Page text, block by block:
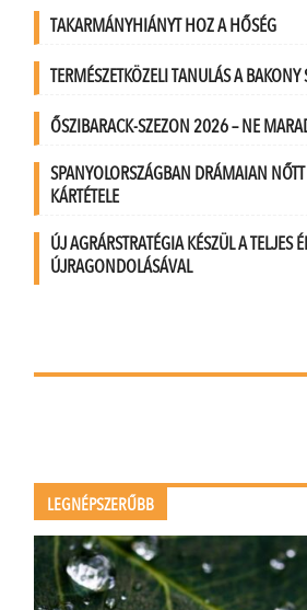
TAKARMÁNYHIÁNYT HOZ A HŐSÉG
TERMÉSZETKÖZELI TANULÁS A BAKONY
ŐSZIBARACK-SZEZON 2026 – NE
SPANYOLORSZÁGBAN DRÁMAIAN
KÁRTÉTELE
ÚJ AGRÁRSTRATÉGIA KÉSZÜL A TELJES
ÚJRAGONDOLÁSÁVAL
LEGNÉPSZERŰBB